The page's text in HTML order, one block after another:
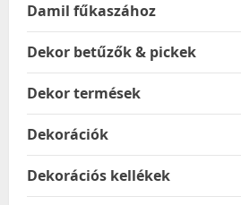
Damil fűkaszához
Dekor betűzők & pickek
Dekor termések
Dekorációk
Dekorációs kellékek